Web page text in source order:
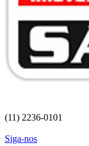
(11) 2236-0101
Siga-nos